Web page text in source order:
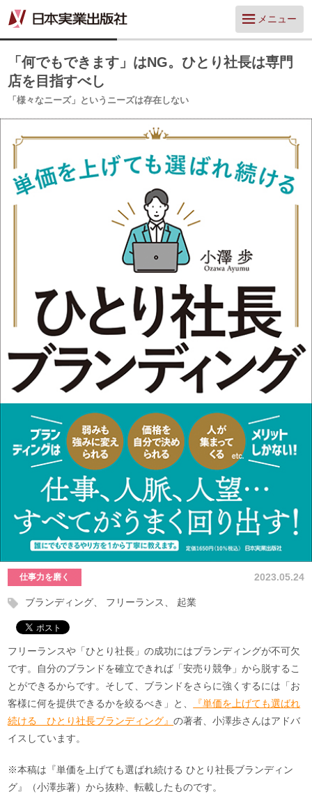
メニュー
「何でもできます」はNG。ひとり社長は専門
店を目指すべし
「様々なニーズ」というニーズは存在しない
2023.05.24
仕事力を磨く
ブランディング フリーランス 起業
フリーランスや「ひとり社長」の成功にはブランディングが不可欠
です。自分のブランドを確立できれば「安売り競争」から脱するこ
とができるからです。そして、ブランドをさらに強くするには「お
客様に何を提供できるかを絞るべき」と、
『単価を上げても選ばれ
続ける ひとり社長ブランディング』の著者、小澤歩さんはアドバ
イスしています。
※本稿は『単価を上げても選ばれ続ける ひとり社長ブランディン
グ』（小澤歩著）から抜粋、転載したものです。